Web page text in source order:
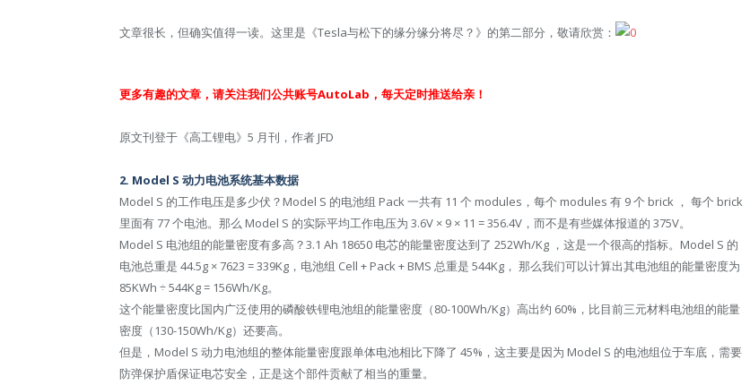
文章很长，但确实值得一读。这里是《Tesla与松下的缘分缘分将尽？》的第二部分，敬请欣赏：
更多有趣的文章，请关注我们公共账号AutoLab，每天定时推送给亲！
原文刊登于《高工锂电》5 月刊，作者 JFD
2. Model S 动力电池系统基本数据
Model S 的工作电压是多少伏？Model S 的电池组 Pack 一共有 11 个 modules，每个 modules 有 9 个 brick ， 每个 brick
里面有 77 个电池。那么 Model S 的实际平均工作电压为 3.6V × 9 × 11 = 356.4V，而不是有些媒体报道的 375V。
Model S 电池组的能量密度有多高？3.1 Ah 18650 电芯的能量密度达到了 252Wh/Kg ，这是一个很高的指标。Model S 的
电池总重是 44.5g × 7623 = 339Kg，电池组 Cell + Pack + BMS 总重是 544Kg， 那么我们可以计算出其电池组的能量密度为
85KWh ÷ 544Kg = 156Wh/Kg。
这个能量密度比国内广泛使用的磷酸铁锂电池组的能量密度（80-100Wh/Kg）高出约 60%，比目前三元材料电池组的能量
密度（130-150Wh/Kg）还要高。
但是，Model S 动力电池组的整体能量密度跟单体电池相比下降了 45%，这主要是因为 Model S 的电池组位于车底，需要
防弹保护盾保证电芯安全，正是这个部件贡献了相当的重量。